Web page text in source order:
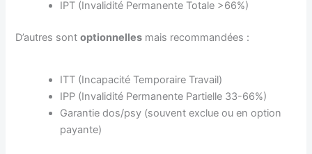
IPT (Invalidité Permanente Totale >66%)
D’autres sontoptionnelles mais recommandées :
ITT (Incapacité Temporaire Travail)
IPP (Invalidité Permanente Partielle 33-66%)
Garantie dos/psy (souvent exclue ou en option
payante)